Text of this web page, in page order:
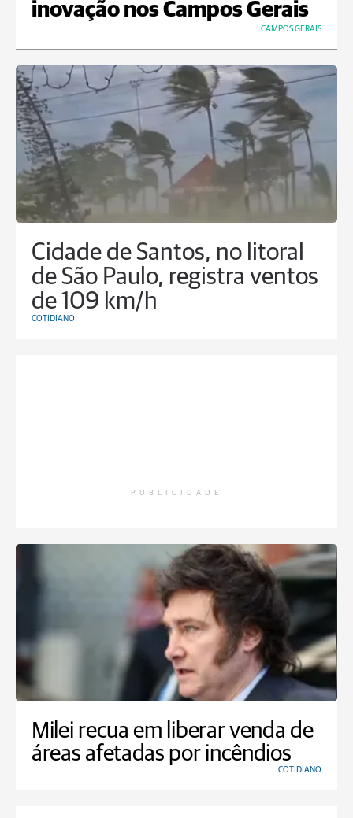
inovação nos Campos Gerais
CAMPOS GERAIS
Cidade de Santos, no litoral
de São Paulo, registra ventos
de 109 km/h
COTIDIANO
PUBLICIDADE
Milei recua em liberar venda de
áreas afetadas por incêndios
COTIDIANO